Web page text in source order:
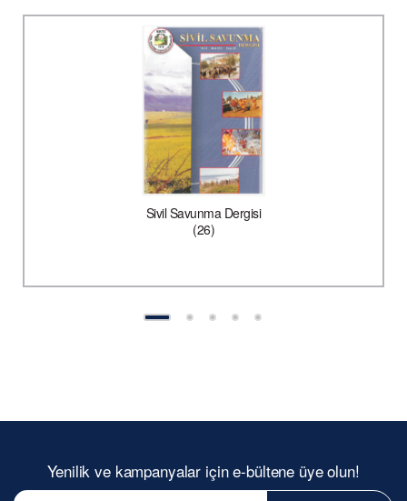
Sivil Savunma Dergisi
(26)
Yenilik ve kampanyalar için e-bültene üye olun!